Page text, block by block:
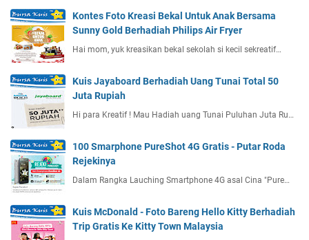
Kontes Foto Kreasi Bekal Untuk Anak Bersama
Sunny Gold Berhadiah Philips Air Fryer
Hai mom, yuk kreasikan bekal sekolah si kecil sekreatif…
Kuis Jayaboard Berhadiah Uang Tunai Total 50
Juta Rupiah
Hi para Kreatif ! Mau Hadiah uang Tunai Puluhan Juta Ru…
100 Smarphone PureShot 4G Gratis - Putar Roda
Rejekinya
Dalam Rangka Lauching Smartphone 4G asal Cina "Pure…
Kuis McDonald - Foto Bareng Hello Kitty Berhadiah
Trip Gratis Ke Kitty Town Malaysia